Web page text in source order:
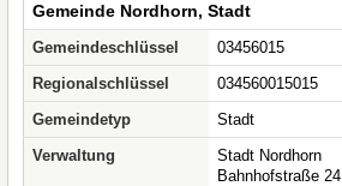
Gemeinde Nordhorn, Stadt
Gemeindeschlüssel
03456015
Regionalschlüssel
034560015015
Gemeindetyp
Stadt
Verwaltung
Stadt Nordhorn
Bahnhofstraße 24